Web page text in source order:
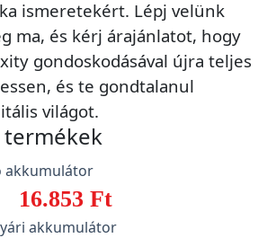
ismeretekért. Lépj velünk
ma, és kérj árajánlatot, hogy
gondoskodásával újra teljes
és te gondtalanul
világot.
termékek
16.853 Ft
akkumulátor